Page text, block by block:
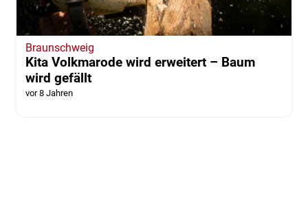
Braunschweig
Kita Volkmarode wird erweitert – Baum
wird gefällt
vor 8 Jahren